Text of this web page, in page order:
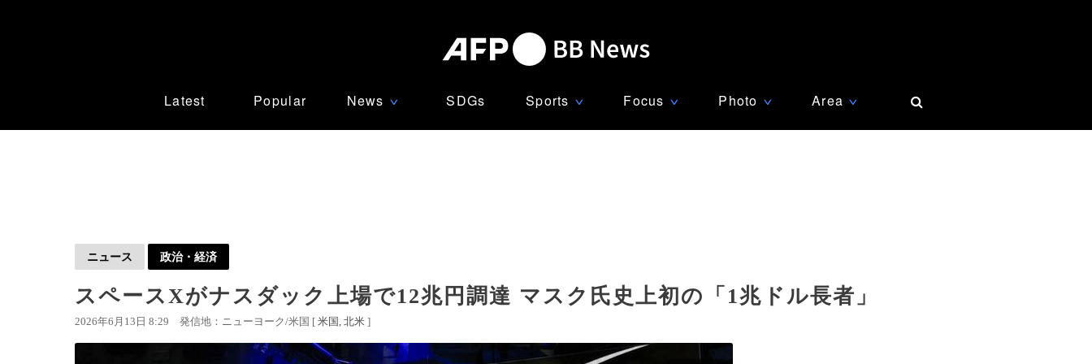
Latest Popular News ∨ SDGs Sports ∨ Focus ∨ Photo ∨ Area ∨
ニュース 政治・経済
スペースXがナスダック上場で12兆円調達 マスク氏史上初の「1兆ドル長者」
2026年6月13日 8:29 発信地：ニューヨーク/米国 [ 米国 北米 ]